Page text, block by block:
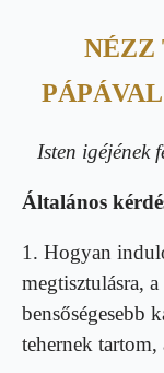
NÉZZ
Isten igéjének
Általános
1. Hogyan
megtisztulásra,
bensőségesebb
tehernek tartom,